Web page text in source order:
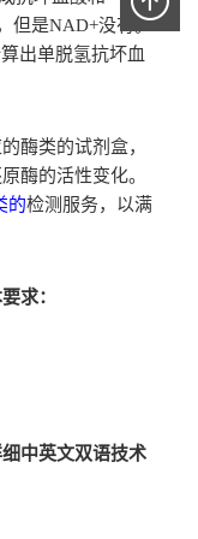
但是NAD+没有。
出单脱氢抗坏血
酶类的试剂盒，
酶的活性变化。
的检测服务，以满
求：
中英文双语技术